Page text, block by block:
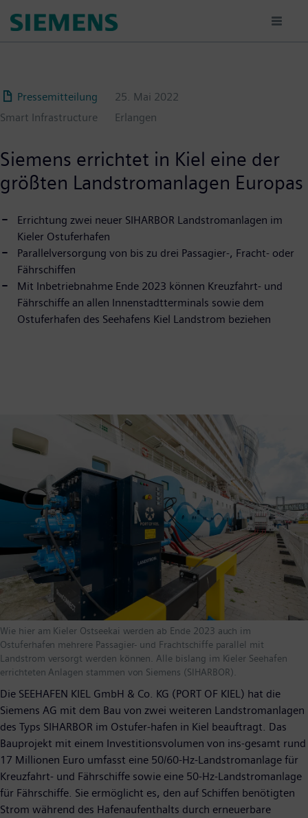
para
Pressemitteilung
25. Mai 2022
Smart Infrastructure
Erlangen
Siemens errichtet in Kiel eine der
größten Landstromanlagen Europas
Errichtung zwei neuer SIHARBOR Landstromanlagen im
Kieler Ostuferhafen
Parallelversorgung von bis zu drei Passagier-, Fracht- oder
Fährschiffen
Mit Inbetriebnahme Ende 2023 können Kreuzfahrt- und
Fährschiffe an allen Innenstadtterminals sowie dem
Ostuferhafen des Seehafens Kiel Landstrom beziehen
Wie hier am Kieler Ostseekai werden ab Ende 2023 auch im
Ostuferhafen mehrere Passagier- und Frachtschiffe parallel mit
Landstrom versorgt werden können. Alle bislang im Kieler Seehafen
errichteten Anlagen stammen von Siemens (SIHARBOR).
Die SEEHAFEN KIEL GmbH & Co. KG (PORT OF KIEL) hat die
Siemens AG mit dem Bau von zwei weiteren Landstromanlagen
des Typs SIHARBOR im Ostufer-hafen in Kiel beauftragt. Das
Bauprojekt mit einem Investitionsvolumen von ins-gesamt rund
17 Millionen Euro umfasst eine 50/60-Hz-Landstromanlage für
Kreuzfahrt- und Fährschiffe sowie eine 50-Hz-Landstromanlage
für Fährschiffe. Sie ermöglicht es, den auf Schiffen benötigten
Strom während des Hafenaufenthalts durch erneuerbare